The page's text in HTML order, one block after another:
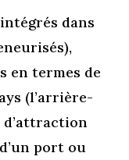
dans
en termes de
(l’arrière-
port ou